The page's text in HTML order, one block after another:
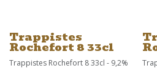
Trappistes
Rochefort 8 33cl
Trappistes Rochefort 8 33cl - 9,2%